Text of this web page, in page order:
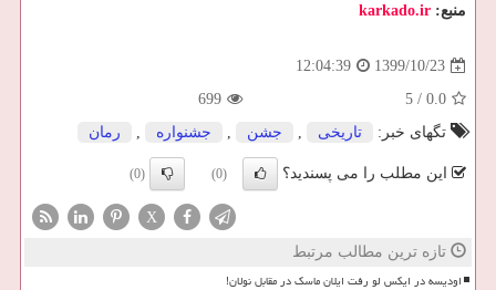
منبع: karkado.ir
1399/10/23
12:04:39
0.0
/
5
699
تگهای خبر:
تاریخی , جشن , جشنواره , رمان
این مطلب را می پسندید؟ (0)
(0)
X
تازه ترین مطالب مرتبط
اودیسه در ایکس لو رفت ایلان ماسک در مقابل نولان!